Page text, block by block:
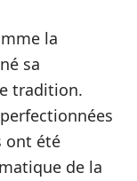
la
sa
tradition.
ont été
de la